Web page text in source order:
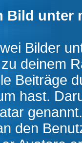
Bild unter
Bilder
deinem
Beiträge
hast.
den